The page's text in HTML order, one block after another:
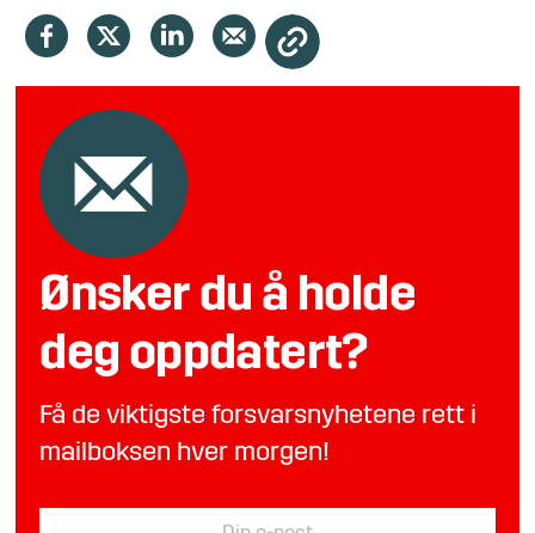
Ønsker du å holde
deg oppdatert?
Få de viktigste forsvarsnyhetene rett i
mailboksen hver morgen!